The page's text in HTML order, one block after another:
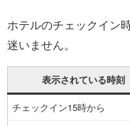
ホテルのチェックイン
迷いません。
表示されている時刻
チェックイン15時から